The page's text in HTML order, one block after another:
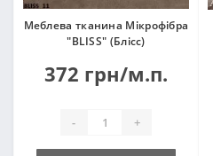
Меблева тканина Мікрофібра
"BLISS" (Блісс)
372 грн/м.п.
- +